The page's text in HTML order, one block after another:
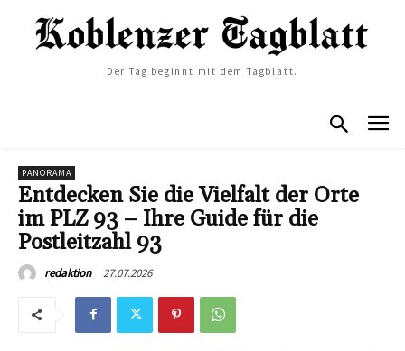
Der Tag beginnt mit dem Tagblatt.
PANORAMA
Entdecken Sie die Vielfalt der Orte
im PLZ 93 – Ihre Guide für die
Postleitzahl 93
redaktion 27.07.2026